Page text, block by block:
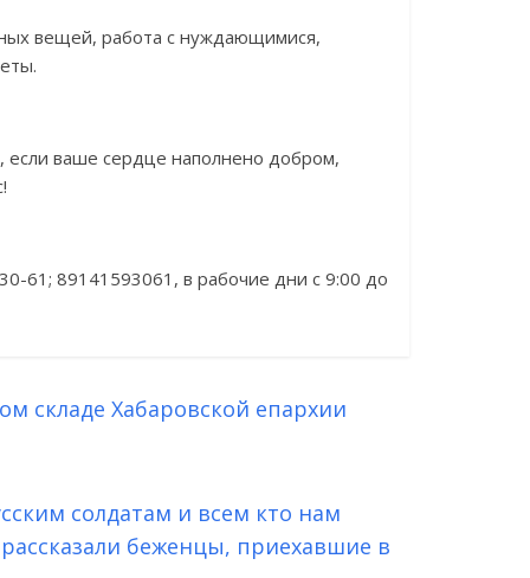
вещей, работа с нуждающимися,
если ваше сердце наполнено добром,
61; 89141593061, в рабочие дни с 9:00 до
складе Хабаровской епархии
солдатам и всем кто нам
беженцы, приехавшие в